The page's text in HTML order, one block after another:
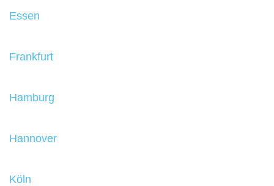
Essen
Frankfurt
Hamburg
Hannover
Köln